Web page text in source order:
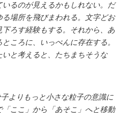
いるのが見えるかもしれない。だ
る場所を飛びまわれる。文字どお
下ろす経験もする。それから、あ
ころに、いっぺんに存在する。
と考えると、たちまちそうな
よりもっと小さな粒子の意識に
ここ」から「あそこ」へと移動